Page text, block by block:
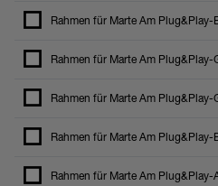
Rahmen für Marte Am
Rahmen für Marte Am
Rahmen für Marte Am
Rahmen für Marte Am
Rahmen für Marte Am